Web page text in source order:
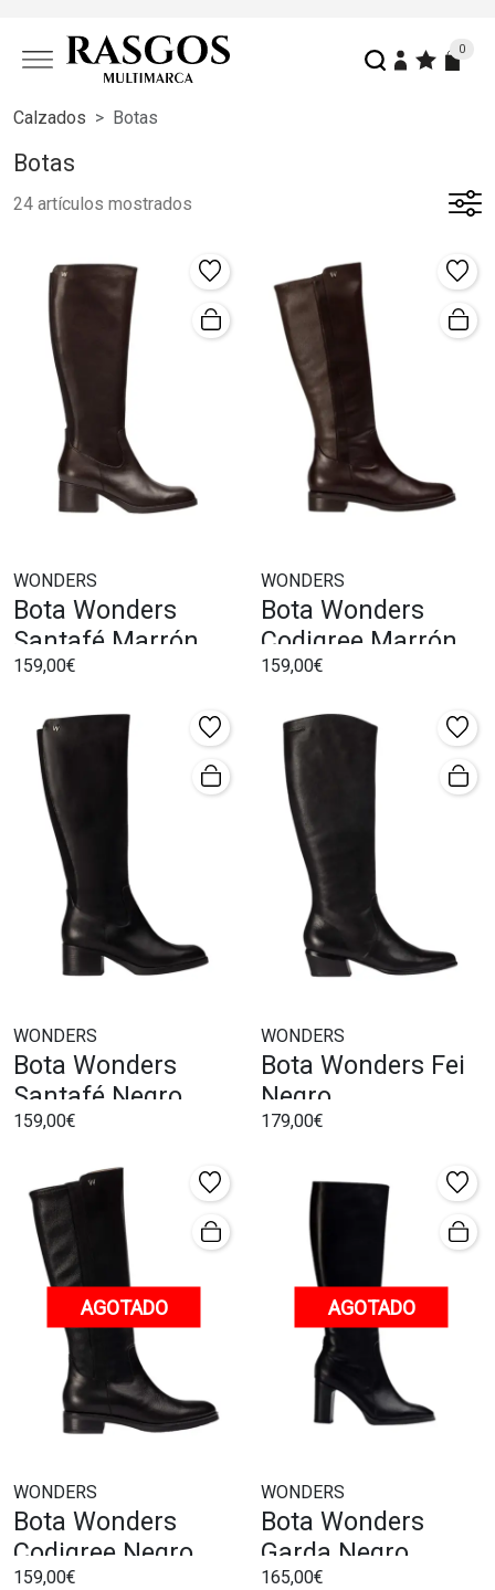
0
Calzados Botas
Botas
24 artículos mostrados
WONDERS
Bota Wonders
Santafé Marrón
159,00€
WONDERS
Bota Wonders
Codigree Marrón
159,00€
WONDERS
Bota Wonders
Santafé Negro
159,00€
WONDERS
Bota Wonders Fei
Negro
179,00€
AGOTADO
WONDERS
Bota Wonders
Codigree Negro
159,00€
AGOTADO
WONDERS
Bota Wonders
Garda Negro
165,00€